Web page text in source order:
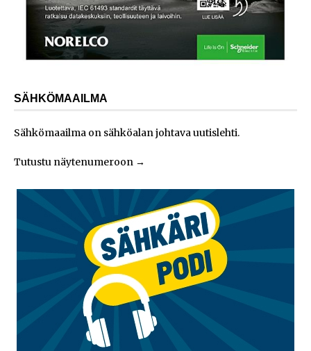
SÄHKÖMAAILMA
Sähkömaailma on sähköalan johtava uutislehti.
Tutustu näytenumeroon →